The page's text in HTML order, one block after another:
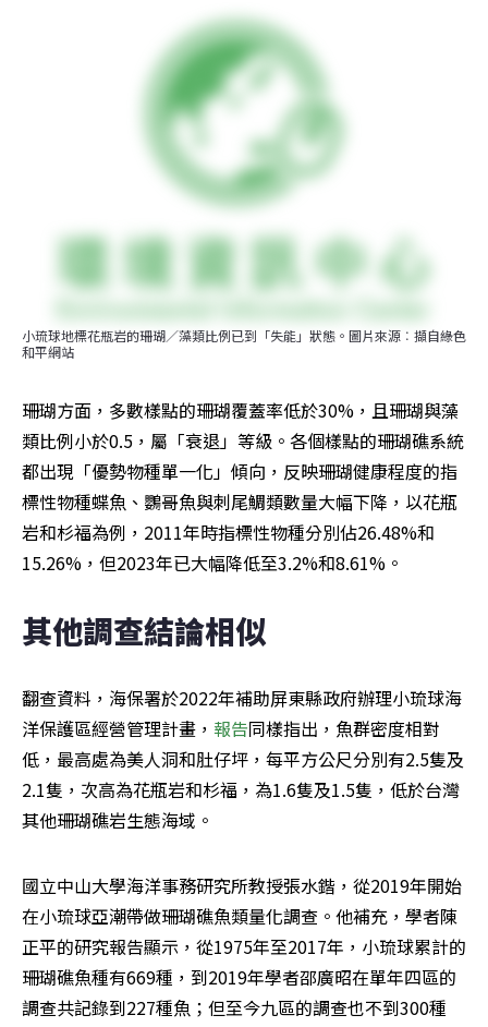
小琉球地標花瓶岩的珊瑚／藻類比例已到「失能」狀態。圖片來源︰擷自綠色
和平網站
珊瑚方面，多數樣點的珊瑚覆蓋率低於30%，且珊瑚與藻
類比例小於0.5，屬「衰退」等級。各個樣點的珊瑚礁系統
都出現「優勢物種單一化」傾向，反映珊瑚健康程度的指
標性物種蝶魚、鸚哥魚與刺尾鯛類數量大幅下降，以花瓶
岩和杉福為例，2011年時指標性物種分別佔26.48%和
15.26%，但2023年已大幅降低至3.2%和8.61%。
其他調查結論相似
翻查資料，海保署於2022年補助屏東縣政府辦理小琉球海
洋保護區經營管理計畫， 報告同樣指出，魚群密度相對
低，最高處為美人洞和肚仔坪，每平方公尺分別有2.5隻及
2.1隻，次高為花瓶岩和杉福，為1.6隻及1.5隻，低於台灣
其他珊瑚礁岩生態海域。
國立中山大學海洋事務研究所教授張水鍇，從2019年開始
在小琉球亞潮帶做珊瑚礁魚類量化調查。他補充，學者陳
正平的研究報告顯示，從1975年至2017年，小琉球累計的
珊瑚礁魚種有669種，到2019年學者邵廣昭在單年四區的
調查共記錄到227種魚；但至今九區的調查也不到300種